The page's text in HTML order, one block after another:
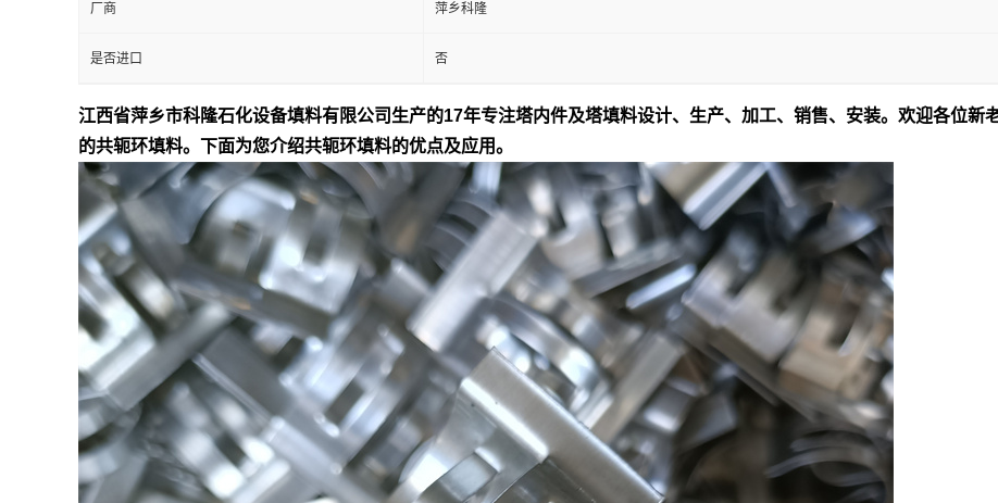
厂商 萍乡科隆
是否进口 否
江西省萍乡市科隆石化设备填料有限公司生产的17年专注塔内件及塔填料设计、生产、加工、销售、安装。欢迎各位新
的共轭环填料。下面为您介绍共轭环填料的优点及应用。